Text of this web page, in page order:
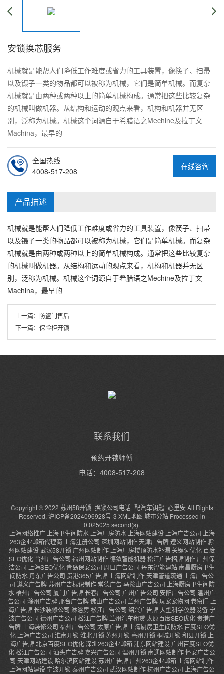
安锁换芯服务
机械就是能帮人们降低工作难度或省力的工具装置，像筷子、扫帚
以及镊子一类的物品都可以被称为机械，它们是简单机械。而复杂
机械就是由两种或两种以上的简单机械构成。通常把这些比较复杂
的机械叫做机器。从结构和运动的观点来看，机构和机器并无区
别，泛称为机械。机械这个词源自于希腊语之Mechine及拉丁文
Machina，最早的
在线咨询
全国热线
4008-517-208
产品描述
机械就是能帮人们降低工作难度或省力的工具装置，像筷子、扫帚
以及镊子一类的物品都可以被称为机械，它们是简单机械。而复杂
机械就是由两种或两种以上的简单机械构成。通常把这些比较复杂
的机械叫做机器。从结构和运动的观点来看，机构和机器并无区
别，泛称为机械。机械这个词源自于希腊语之Mechine及拉丁文
Machina，最早的
上一篇： 防盗门售后
下一篇： 保险柜开锁
联系我们
预约开锁师傅
电话：4008-517-208
Copyright © 2022 苏州58开锁_换锁公司电话_配汽车钥匙_心里安 All Rights
Reserved. 沪ICP备2024096928号-3 XML地图 城市分站Processed in
0.025025 second(s).
上海网络推广 上海卫生间防水 上海厂房防水 上海网站建设 上海广告公司 上海
263企业邮箱代理商 上海注册公司 深圳网站制作天津广告牌遵义网站制作滁
州网站建设 武汉58开锁 广州网站制作 上海厂房楼顶防水补漏 关键词优化 百度
SEO优化 台州广告公司 福州网站制作德敛智能机器松江广告招牌制作 广州保
洁公司 上海SEO优化青岛保安公司 周口广告公司 丹东智能建站南昌厨房卫生
间防水丹东广告公司 贵港365广告牌 上海网站制作天津管道疏通 上海广告公
司 遵义广告牌 苏州广告标识制作 常德广告 马鞍山广告公司 上海厨房卫生间防
水梧州广告公司 厦门广告牌长春广告公司 广州广告公司 安阳广告公司 温州广
告公司 滁州广告牌 邢台广告牌 佛山广告公司 兰州广告牌 玩宠宠物网 卷帘门 上
海广告牌长沙装修公司 淋浴房 松江广告公司 绍兴广告牌大型科学仪器设备 宁
波广告公司 德州广告公司 松江广告牌 兰州汽车租赁太原百度SEO优化贵港广
告牌 上海装修公司 福州广告公司 太原广告牌 上海厨房卫生间防水百度SEO优
化 上海广告公司 淮南开锁 淮北开锁 苏州开锁 亳州开锁 桐城开锁 和县开锁 上
海广告牌 北京百度SEO优化 深圳263企业邮箱 浦东网站建设 广州百度SEO优
化松江广告公司 汕头广告牌嘉兴广告公司 温州开锁 南通网站制作怀安广告公
司 天津网站建设 哈尔滨网站建设苏州广告牌 广州263企业邮箱 上海网站制作
上海网站建设 宁波开锁 泰州广告公司 武汉网站制作 杭州广告公司 上海广告公